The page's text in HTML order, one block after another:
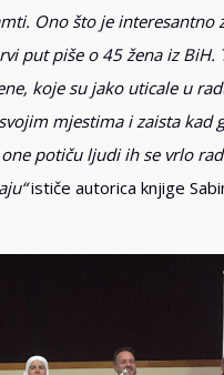
Ono što je interesantno
put piše o 45 žena iz BiH.
koje su jako uticale u
mjestima i zaista kad
potiču ljudi ih se vrlo
ističe autorica knjige